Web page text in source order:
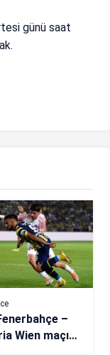
günü saat
–
Wien maçına